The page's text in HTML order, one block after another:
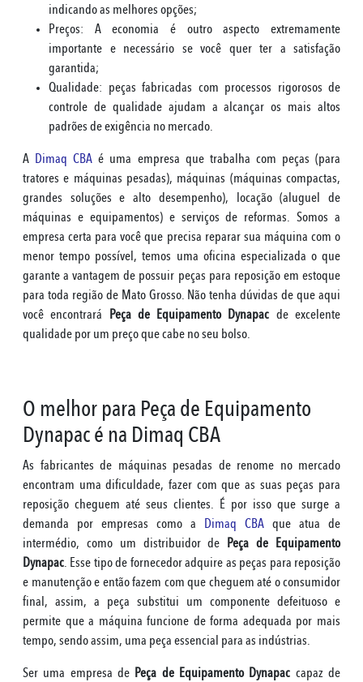
indicando as melhores opções;
Preços: A economia é outro aspecto extremamente
importante e necessário se você quer ter a satisfação
garantida;
Qualidade: peças fabricadas com processos rigorosos de
controle de qualidade ajudam a alcançar os mais altos
padrões de exigência no mercado.
A Dimaq CBA é uma empresa que trabalha com peças (para
tratores e máquinas pesadas), máquinas (máquinas compactas,
grandes soluções e alto desempenho), locação (aluguel de
máquinas e equipamentos) e serviços de reformas. Somos a
empresa certa para você que precisa reparar sua máquina com o
menor tempo possível, temos uma oficina especializada o que
garante a vantagem de possuir peças para reposição em estoque
para toda região de Mato Grosso. Não tenha dúvidas de que aqui
você encontrará Peça de Equipamento Dynapac de excelente
qualidade por um preço que cabe no seu bolso.
O melhor para Peça de Equipamento
Dynapac é na Dimaq CBA
As fabricantes de máquinas pesadas de renome no mercado
encontram uma dificuldade, fazer com que as suas peças para
reposição cheguem até seus clientes. É por isso que surge a
demanda por empresas como a Dimaq CBA que atua de
intermédio, como um distribuidor de Peça de Equipamento
Dynapac. Esse tipo de fornecedor adquire as peças para reposição
e manutenção e então fazem com que cheguem até o consumidor
final, assim, a peça substitui um componente defeituoso e
permite que a máquina funcione de forma adequada por mais
tempo, sendo assim, uma peça essencial para as indústrias.
Ser uma empresa de Peça de Equipamento Dynapac capaz de